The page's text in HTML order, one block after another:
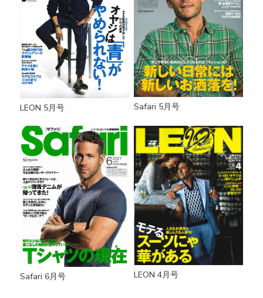
LEON 5月号 Safari 5月号
Safari 6月号 LEON 4月号